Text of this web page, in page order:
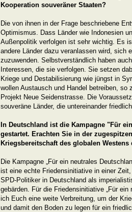
Kooperation souveräner Staaten?
Die von ihnen in der Frage beschriebene
Optimismus. Dass Länder wie Indonesien
Außenpolitik verfolgen ist sehr wichtig. Es
andere Länder dazu veranlassen wird, sich
zuzuwenden. Selbstverständlich haben
Interessen, die sie verfolgen. Sie setzen
Kriege und Destabilisierung wie jüngst in
wollen Austausch und Handel betreiben, so
Projekt Neue Seidenstrasse. Die
souveräne Länder, die untereinander
In Deutschland ist die Kampagne "Für
gestartet. Erachten Sie in der
Kriegsbereitschaft des globalen
Die Kampagne „Für ein neutrales
ist eine echte Friedensinitiative in einer
SPD-Politiker in Deutschland als
gebärden. Für die Friedensinitiative „Für ein
ich Euch eine weite Verbreitung, um der
und damit den Boden zu legen für ein